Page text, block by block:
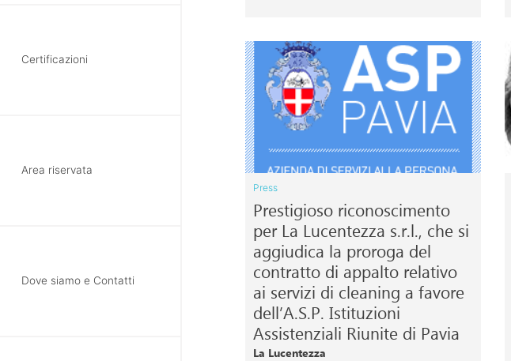
Certificazioni
Area riservata
Dove siamo e Contatti
Press
Prestigioso riconoscimento
per La Lucentezza s.r.l., che si
aggiudica la proroga del
contratto di appalto relativo
ai servizi di cleaning a favore
dell’A.S.P. Istituzioni
Assistenziali Riunite di Pavia
La Lucentezza